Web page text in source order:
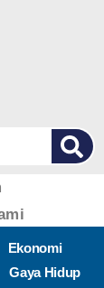
Ekonomi
Gaya Hidup